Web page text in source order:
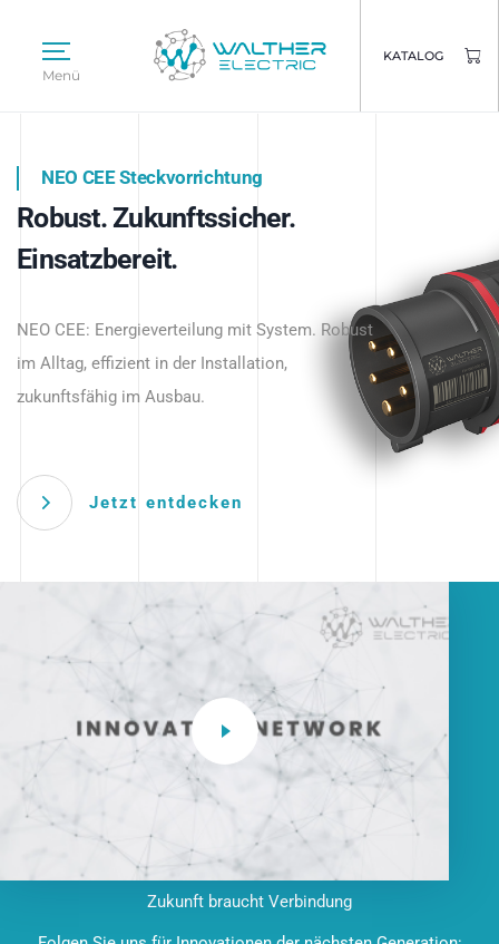
Menü
KATALOG
Intelligente Stromverteilung
beginnt hier.
NEO CEE Steckvorrichtung
Robust. Zukunftssicher.
Einsatzbereit.
NEO CEE: Energieverteilung mit System. Robust
im Alltag, effizient in der Installation,
zukunftsfähig im Ausbau.
Jetzt entdecken
Intelligenz trifft Energie.
Anwendungen – robust, IP-geschützt und
zukunftsfähig.
Zukunft braucht Verbindung